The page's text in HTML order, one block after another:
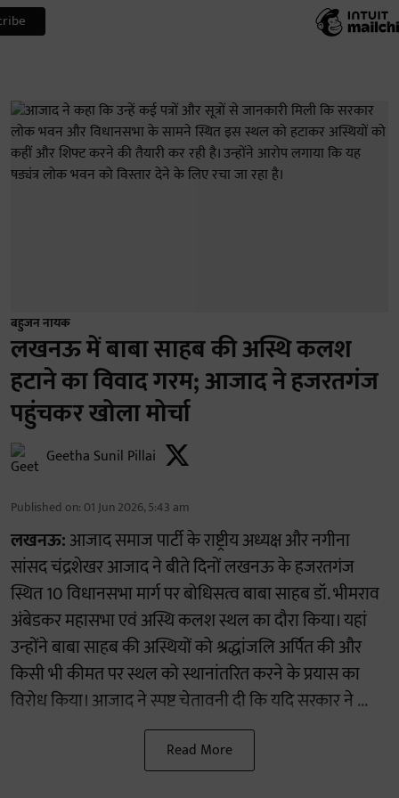
बहुजन नायक
लखनऊ में बाबा साहब की अस्थि कलश
हटाने का विवाद गरम; आजाद ने हजरतगंज
पहुंचकर खोला मोर्चा
Geetha Sunil Pillai
Published on: 01 Jun 2026, 5:43 am
लखनऊ:आजाद समाज पार्टी के राष्ट्रीय अध्यक्ष और नगीना
सांसद चंद्रशेखर आजाद ने बीते दिनों लखनऊ के हजरतगंज
स्थित 10 विधानसभा मार्ग पर बोधिसत्व बाबा साहब डॉ. भीमराव
अंबेडकर महासभा एवं अस्थि कलश स्थल का दौरा किया। यहां
उन्होंने बाबा साहब की अस्थियों को श्रद्धांजलि अर्पित की और
किसी भी कीमत पर स्थल को स्थानांतरित करने के प्रयास का
विरोध किया। आजाद ने स्पष्ट चेतावनी दी कि यदि सरकार ने ...
Read More